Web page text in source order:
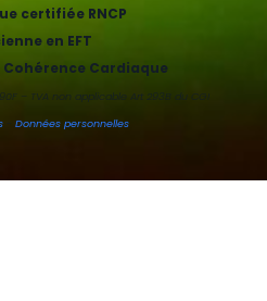
certifiée RNCP
en EFT
Cardiaque
– TVA non applicable Art 293B du CGI
Données personnelles